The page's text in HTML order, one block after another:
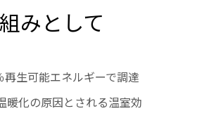
みとして
再生可能エネルギーで調達
暖化の原因とされる温室効